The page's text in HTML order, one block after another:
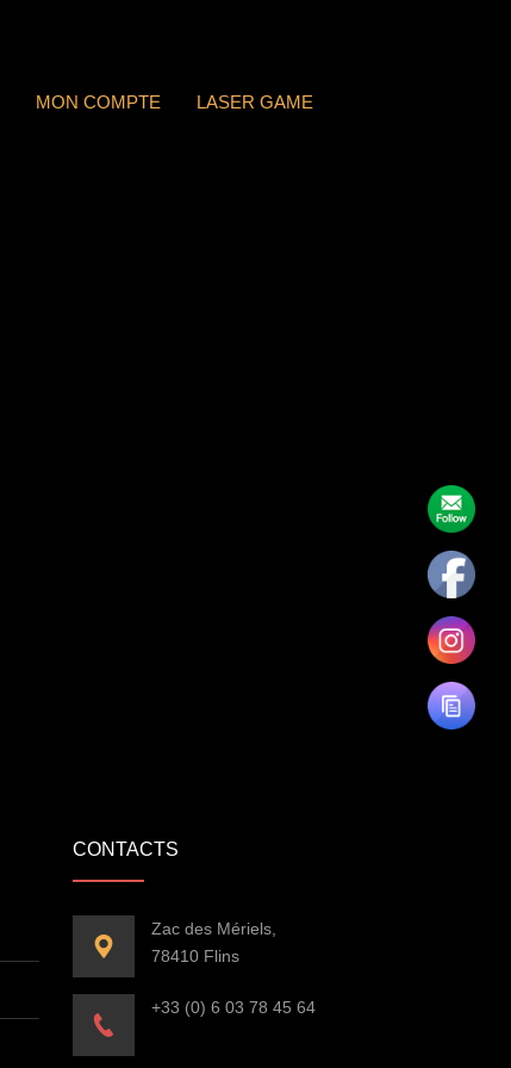
MON COMPTE LASER GAME
CONTACTS
Zac des Mériels,
78410 Flins
+33 (0) 6 03 78 45 64